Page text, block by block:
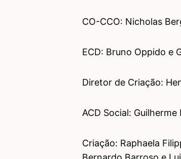
CO-CCO: Nicholas
ECD: Bruno Oppido e
Diretor de Criação:
ACD Social: Guilherme
Criação: Raphaela